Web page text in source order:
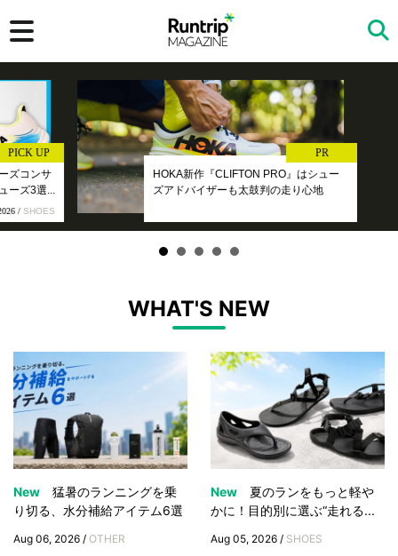
UP
コンサ
ズ3選...
/SHOES
PR
HOKA新作『CLIFTON PRO』はシュー
ズアドバイザーも太鼓判の走り心地
WHAT'S NEW
New
猛暑のランニングを乗
り切る、水分補給アイテム6選
Aug 06, 2026 / OTHER
New
夏のランをもっと軽や
かに！目的別に選ぶ“走れる...
Aug 05, 2026 / SHOES